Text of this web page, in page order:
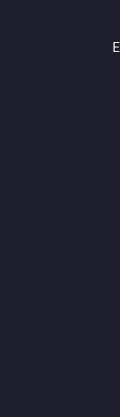
รวมถึงการวิเคร